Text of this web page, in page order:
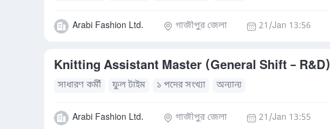
Arabi Fashion Ltd. গাজীপুর জেলা 21/Jan 13:56
Knitting Assistant Master (General Shift – R&D)
সাধারণ কর্মী ফুল টাইম ১ পদের সংখ্যা অন্যান্য
Arabi Fashion Ltd. গাজীপুর জেলা 21/Jan 13:55